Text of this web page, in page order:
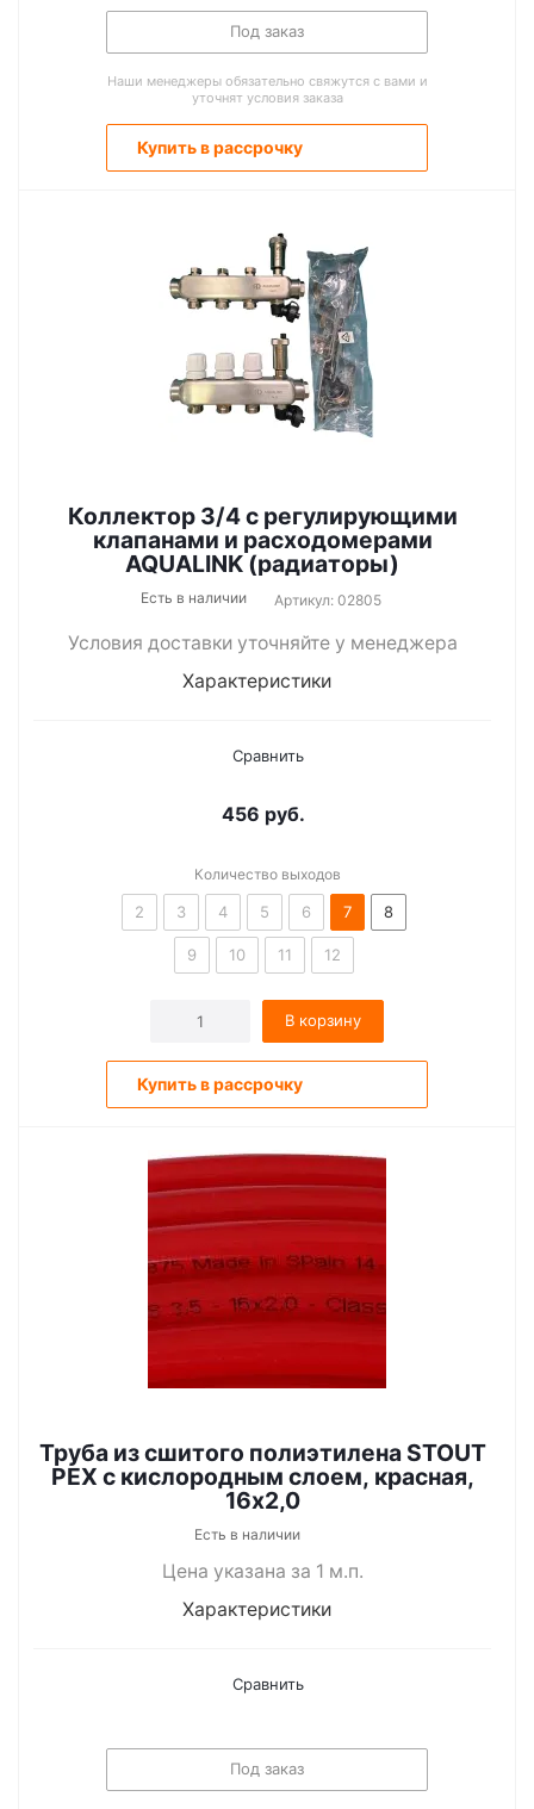
Под заказ
Наши менеджеры обязательно свяжутся с вами и
уточнят условия заказа
Купить в рассрочку
Коллектор 3/4 с регулирующими
клапанами и расходомерами
AQUALINK (радиаторы)
Есть в наличии Артикул: 02805
Условия доставки уточняйте у менеджера
Характеристики
Сравнить
456 руб.
Количество выходов
2 3 4 5 6 7 8
9 10 11 12
В корзину
Купить в рассрочку
Труба из сшитого полиэтилена STOUT
PEX с кислородным слоем, красная,
16х2,0
Есть в наличии
Цена указана за 1 м.п.
Характеристики
Сравнить
Под заказ